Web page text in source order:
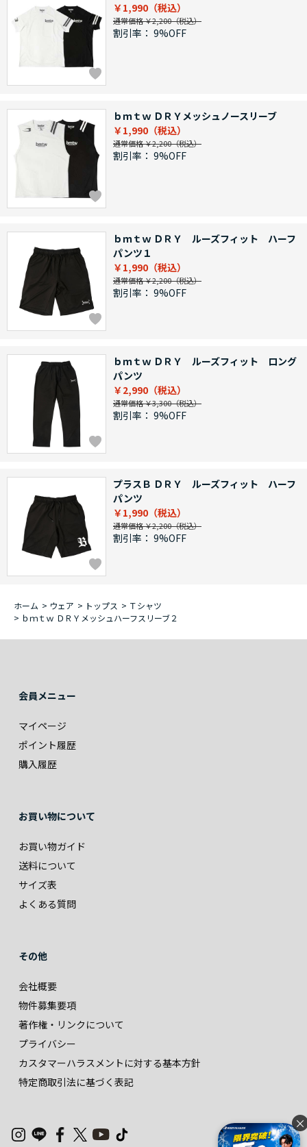
×
￥1,990
通常価格 ￥2,200
割引率： 9%OFF
ｂｍｔｗ ＤＲＹメッシュノースリーブ
￥1,990
通常価格 ￥2,200
割引率： 9%OFF
ｂｍｔｗ ＤＲＹ ルーズフィット ハーフ
パンツ１
￥1,990
通常価格 ￥2,200
割引率： 9%OFF
ｂｍｔｗ ＤＲＹ ルーズフィット ロング
パンツ
￥2,990
通常価格 ￥3,300
割引率： 9%OFF
プラスＢ ＤＲＹ ルーズフィット ハーフ
パンツ
￥1,990
通常価格 ￥2,200
割引率： 9%OFF
ホーム > ウェア > トップス > Ｔシャツ
> ｂｍｔｗ ＤＲＹメッシュハーフスリーブ２
会員メニュー
マイページ
ポイント履歴
購入履歴
お買い物について
お買い物ガイド
送料について
サイズ表
よくある質問
その他
会社概要
物件募集要項
著作権・リンクについて
プライバシー
カスタマーハラスメントに対する基本方針
特定商取引法に基づく表記